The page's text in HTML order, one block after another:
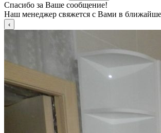
Спасибо за Ваше сообщение!
Наш менеджер свяжется с Вами в